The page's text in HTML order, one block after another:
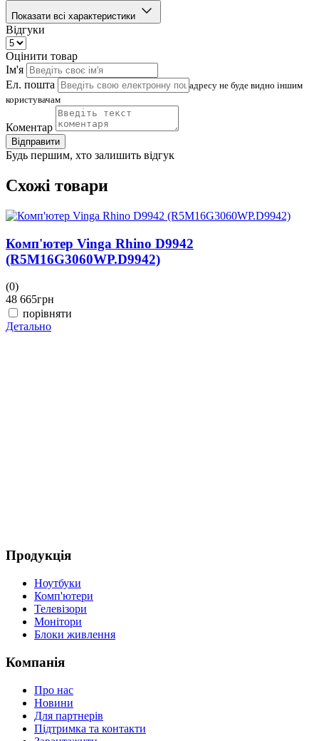
Показати всі характеристики
Відгуки
Оцінити товар
Ім'я
Ел. пошта
адресу не буде видно іншим
користувачам
Коментар
Відправити
Будь першим, хто залишить відгук
Схожі товари
Комп'ютер Vinga Rhino D9942
(R5M16G3060WP.D9942)
(0)
48 665грн
порівняти
Детально
Продукція
Ноутбуки
Комп'ютери
Телевізори
Монітори
Блоки живлення
Компанія
Про нас
Новини
Для партнерів
Підтримка та контакти